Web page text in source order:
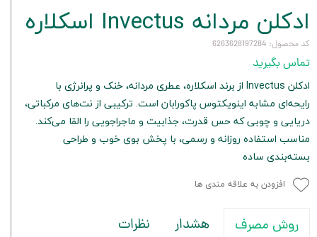
ادکلن مردانه Invectus اسکلاره
کد محصول: 6263628197284
تماس بگیرید
ادکلن Invectus از برند اسکلاره، عطری مردانه، خنک و پرانرژی با
رایحه‌ای مشابه اینویکتوس پاکورابان است. ترکیبی از نت‌های مرکباتی،
دریایی و چوبی که حس قدرت، جذابیت و ماجراجویی را القا می‌کند.
مناسب استفاده روزانه و رسمی، با پخش بوی خوب و طراحی
بسته‌بندی ساده
افزودن به علاقه مندی ها
روش مصرف هشدار نظرات